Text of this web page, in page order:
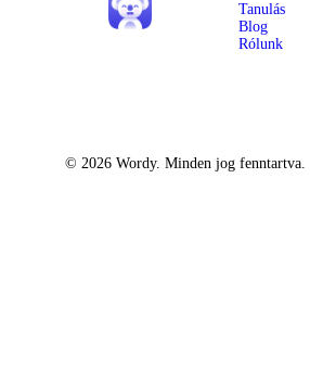
Tanulás
Blog
Rólunk
© 2026 Wordy. Minden jog fenntartva.